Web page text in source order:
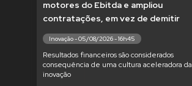
motores do Ebitda e ampliou
contratações, em vez de demitir
Inovação - 05/08/2026 - 16h45
Resultados financeiros são considerados
consequência de uma cultura aceleradora da
inovação